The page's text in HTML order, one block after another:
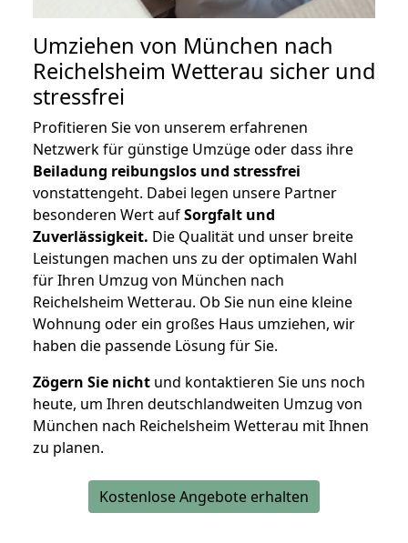
Umziehen von München nach
Reichelsheim Wetterau sicher und
stressfrei
Profitieren Sie von unserem erfahrenen
Netzwerk für günstige Umzüge oder dass ihre
Beiladung reibungslos und stressfrei
vonstattengeht. Dabei legen unsere Partner
besonderen Wert aufSorgfalt und
Zuverlässigkeit. Die Qualität und unser breite
Leistungen machen uns zu der optimalen Wahl
für Ihren Umzug von München nach
Reichelsheim Wetterau. Ob Sie nun eine kleine
Wohnung oder ein großes Haus umziehen, wir
haben die passende Lösung für Sie.
Zögern Sie nicht und kontaktieren Sie uns noch
heute, um Ihren deutschlandweiten Umzug von
München nach Reichelsheim Wetterau mit Ihnen
zu planen.
Kostenlose Angebote erhalten